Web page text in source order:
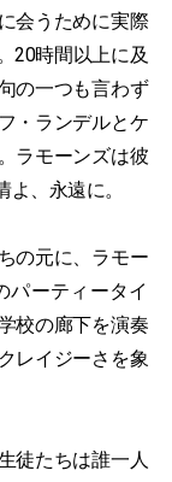
会うために実際
20時間以上に及
の一つも言わず
・ランデルとケ
ラモーンズは彼
、永遠に。
の元に、ラモー
パーティータイ
校の廊下を演奏
レイジーさを象
徒たちは誰一人